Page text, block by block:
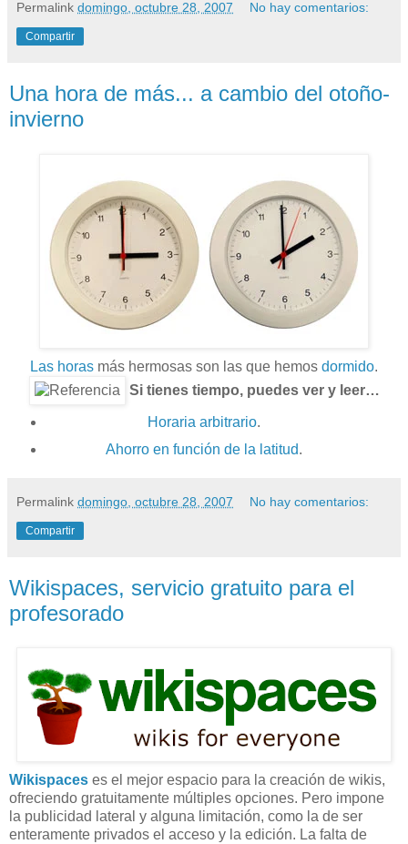
Permalink domingo, octubre 28, 2007 No hay comentarios:
Compartir
Una hora de más... a cambio del otoño-
invierno
Las horas más hermosas son las que hemos dormido.
Si tienes tiempo, puedes ver y leer…
Horaria arbitrario.
Ahorro en función de la latitud.
Permalink domingo, octubre 28, 2007 No hay comentarios:
Compartir
Wikispaces, servicio gratuito para el
profesorado
Wikispaces es el mejor espacio para la creación de wikis,
ofreciendo gratuitamente múltiples opciones. Pero impone
la publicidad lateral y alguna limitación, como la de ser
enteramente privados el acceso y la edición. La falta de